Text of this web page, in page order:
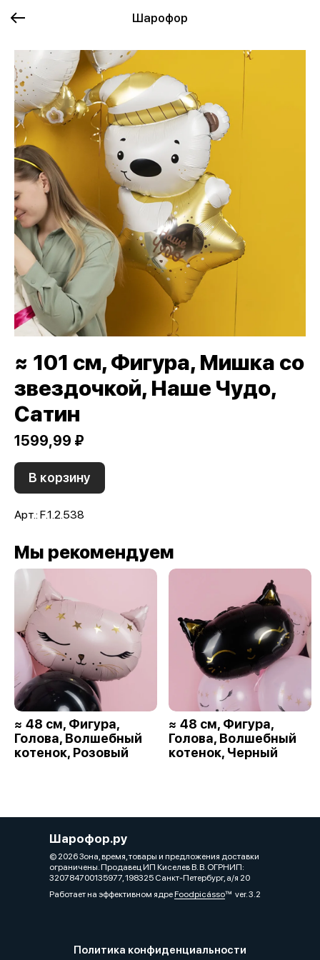
Шарофор
≈ 101 см, Фигура, Мишка со
звездочкой, Наше Чудо,
Сатин
1599,99 ₽
В корзину
Арт.: F.1.2.538
Мы рекомендуем
≈ 48 см, Фигура,
Голова, Волшебный
котенок, Розовый
≈ 48 см, Фигура,
Голова, Волшебный
котенок, Черный
Шарофор.ру
© 2026 Зона, время, товары и предложения доставки
ограничены. Продавец ИП Киселев В. В. ОГРНИП:
320784700135977, 198325 Санкт-Петербург, а/я 20
Работает на эффективном ядреFoodpicássover. 3.2
Политика конфиденциальности